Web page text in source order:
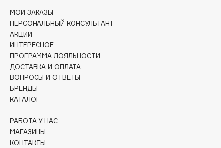
Club De Nuit
Collagenina
Consly
CosRX
Cottolina
Crescina
Curaprox
МОИ ЗАКАЗЫ
ПЕРСОНАЛЬНЫЙ КОНСУЛЬТАНТ
АКЦИИ
ИНТЕРЕСНОЕ
ПРОГРАММА ЛОЯЛЬНОСТИ
ДОСТАВКА И ОПЛАТА
ВОПРОСЫ И ОТВЕТЫ
БРЕНДЫ
КАТАЛОГ
РАБОТА У НАС
МАГАЗИНЫ
КОНТАКТЫ